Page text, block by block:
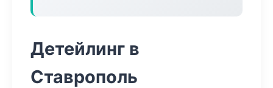
Детейлинг в
Ставрополь